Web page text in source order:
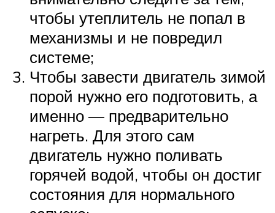
чтобы утеплитель не попал в
механизмы и не повредил
системе;
Чтобы завести двигатель зимой
порой нужно его подготовить, а
именно — предварительно
нагреть. Для этого сам
двигатель нужно поливать
горячей водой, чтобы он достиг
состояния для нормального